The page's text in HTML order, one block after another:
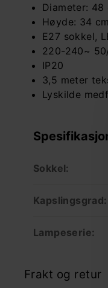
Diameter: 48
Høyde: 34 cm
E27 sokkel,
220-240~
IP20
3,5 meter
Lyskilde
Sokkel:
Kapslingsgrad:
Lampeserie:
Frakt og retur